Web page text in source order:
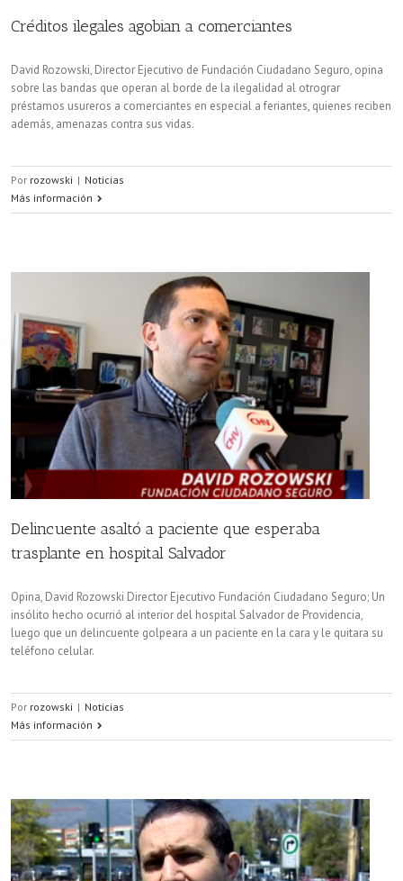
Créditos ilegales agobian a comerciantes
David Rozowski, Director Ejecutivo de Fundación Ciudadano Seguro, opina
sobre las bandas que operan al borde de la ilegalidad al otrograr
préstamos usureros a comerciantes en especial a feriantes, quienes reciben
además, amenazas contra sus vidas.
Por rozowski | Noticias
Más información
Delincuente asaltó a paciente que esperaba
trasplante en hospital Salvador
Opina, David Rozowski Director Ejecutivo Fundación Ciudadano Seguro; Un
insólito hecho ocurrió al interior del hospital Salvador de Providencia,
luego que un delincuente golpeara a un paciente en la cara y le quitara su
teléfono celular.
Por rozowski | Noticias
Más información